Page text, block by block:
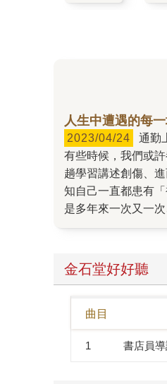
人生中遭遇的每
2023/04/24
通勤上班的時候，你是否曾什麼也不做，只是觀察周圍的人？你會不會想像，身旁的這個人，今天要去什麼地方，而他是否滿意現在的自己和人生？
有些時候，我們或
趟學習講述創傷、
知自己一直都患有
是多年來一次又一
的病名，並未帶給
是因為病讓她如此
的旅途。她的心魔
──因為科學告訴她
建造的藍圖。 史蒂
澱的意識── 認同
金石堂好好聽
曲目
1 書店員